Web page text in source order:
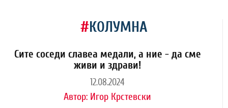
#КОЛУМНА
Сите соседи славеа медали, а ние - да сме
живи и здрави!
12.08.2024
Автор: Игор Крстевски